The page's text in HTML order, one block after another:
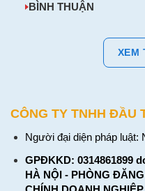
BÌNH THUẬN
XEM
CÔNG TY TNHH ĐẦU
Người đại diện pháp
GPĐKKD: 0314861899
HÀ NỘI - PHÒNG